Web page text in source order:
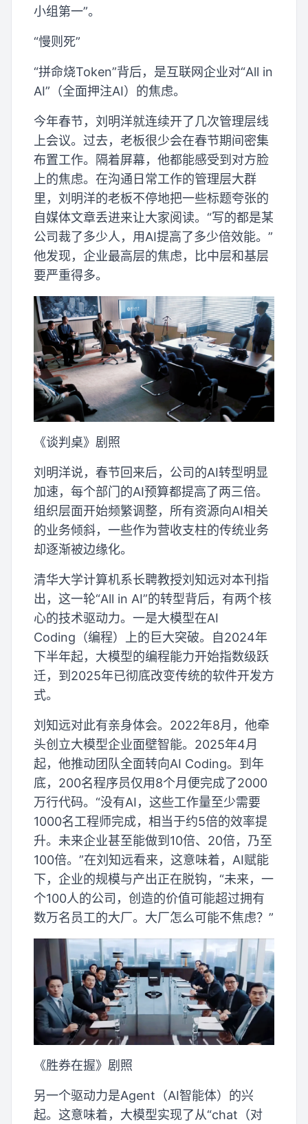
小组第一”。
“慢则死”
“拼命烧Token”背后，是互联网企业对“All in
AI”（全面押注AI）的焦虑。
今年春节，刘明洋就连续开了几次管理层线
上会议。过去，老板很少会在春节期间密集
布置工作。隔着屏幕，他都能感受到对方脸
上的焦虑。在沟通日常工作的管理层大群
里，刘明洋的老板不停地把一些标题夸张的
自媒体文章丢进来让大家阅读。“写的都是某
公司裁了多少人，用AI提高了多少倍效能。”
他发现，企业最高层的焦虑，比中层和基层
要严重得多。
《谈判桌》剧照
刘明洋说，春节回来后，公司的AI转型明显
加速，每个部门的AI预算都提高了两三倍。
组织层面开始频繁调整，所有资源向AI相关
的业务倾斜，一些作为营收支柱的传统业务
却逐渐被边缘化。
清华大学计算机系长聘教授刘知远对本刊指
出，这一轮“All in AI”的转型背后，有两个核
心的技术驱动力。一是大模型在AI
Coding（编程）上的巨大突破。自2024年
下半年起，大模型的编程能力开始指数级跃
迁，到2025年已彻底改变传统的软件开发方
式。
刘知远对此有亲身体会。2022年8月，他牵
头创立大模型企业面壁智能。2025年4月
起，他推动团队全面转向AI Coding。到年
底，200名程序员仅用8个月便完成了2000
万行代码。“没有AI，这些工作量至少需要
1000名工程师完成，相当于约5倍的效率提
升。未来企业甚至能做到10倍、20倍，乃至
100倍。”在刘知远看来，这意味着，AI赋能
下，企业的规模与产出正在脱钩，“未来，一
个100人的公司，创造的价值可能超过拥有
数万名员工的大厂。大厂怎么可能不焦虑？”
《胜券在握》剧照
另一个驱动力是Agent（AI智能体）的兴
起。这意味着，大模型实现了从“chat（对